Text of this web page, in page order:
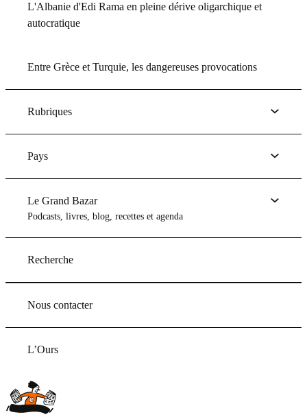
L'Albanie d'Edi Rama en pleine dérive oligarchique et
autocratique
Entre Grèce et Turquie, les dangereuses provocations
Rubriques
Pays
Le Grand Bazar
Podcasts, livres, blog, recettes et agenda
Recherche
Nous contacter
L’Ours